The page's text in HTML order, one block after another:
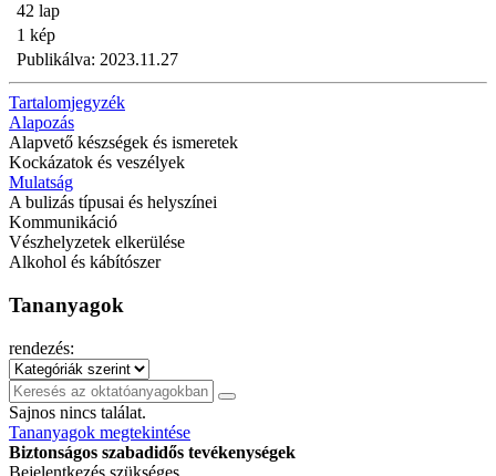
42 lap
1 kép
Publikálva: 2023.11.27
Tartalomjegyzék
Alapozás
Alapvető készségek és ismeretek
Kockázatok és veszélyek
Mulatság
A bulizás típusai és helyszínei
Kommunikáció
Vészhelyzetek elkerülése
Alkohol és kábítószer
Tananyagok
rendezés:
Sajnos nincs találat.
Tananyagok megtekintése
Biztonságos szabadidős tevékenységek
Bejelentkezés szükséges